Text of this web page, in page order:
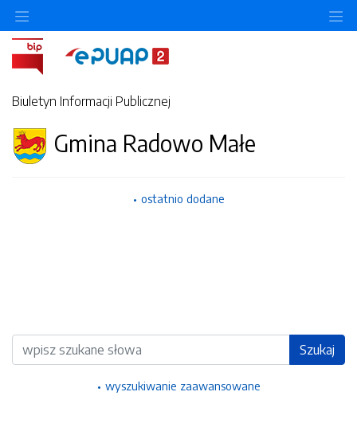
Biuletyn Informacji Publicznej
Gmina Radowo Małe
ostatnio dodane
Wyszukiwarka Szukaj
wyszukiwanie zaawansowane